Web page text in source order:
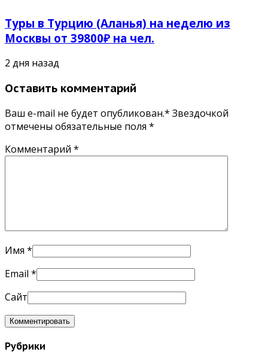
Туры в Турцию (Аланья) на неделю из
Москвы от 39800₽ на чел.
2 дня назад
Оставить комментарий
Ваш e-mail не будет опубликован.* Звездочкой
отмечены обязательные поля *
Комментарий *
Имя *
Email *
Сайт
Рубрики